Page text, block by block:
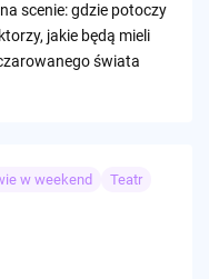
scenie: gdzie potoczy
jakie będą mieli
świata
w weekend Teatr